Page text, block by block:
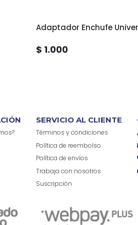
Adaptador Enchufe
$ 1.000
SERVICIO AL CLIENTE
Términos y condiciones
Política de reembolso
Política de envíos
Trabaja con nosotros
Suscripción